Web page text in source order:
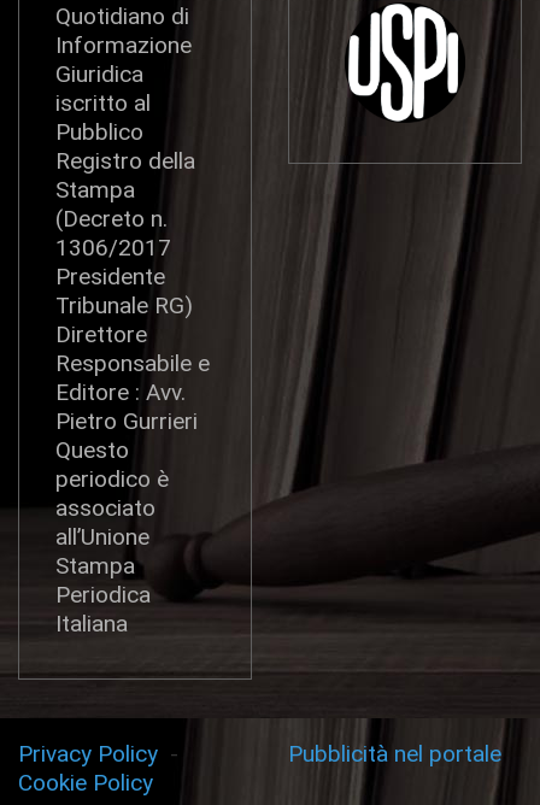
Quotidiano di
Informazione
Giuridica
iscritto al
Pubblico
Registro della
Stampa
(Decreto n.
1306/2017
Presidente
Tribunale RG)
Direttore
Responsabile e
Editore : Avv.
Pietro Gurrieri
Questo
periodico è
associato
all’Unione
Stampa
Periodica
Italiana
Privacy Policy -
Cookie Policy
Pubblicità nel portale